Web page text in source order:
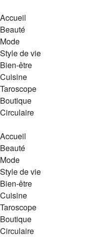
Accueil
Beauté
Mode
Style de vie
Bien-être
Cuisine
Taroscope
Boutique
Circulaire
Accueil
Beauté
Mode
Style de vie
Bien-être
Cuisine
Taroscope
Boutique
Circulaire